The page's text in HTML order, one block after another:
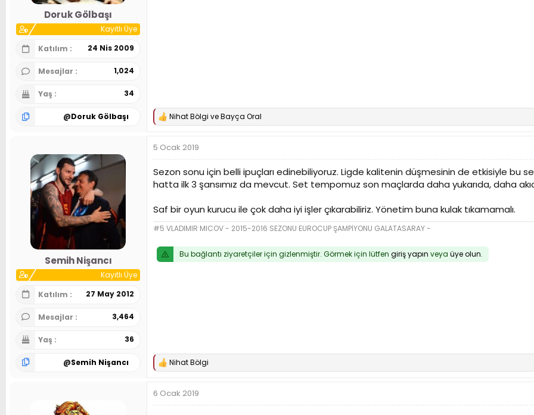
Doruk Gölbaşı
Kayıtlı Üye
Katılım
24 Nis 2009
Mesajlar 1,024
Yaş 34
@Doruk Gölbaşı
T
k
i
l
e
r
Nihat Bölgi veBayça Oral
Semih Nişancı
Kayıtlı Üye
Katılım
27 May 2012
Mesajlar 3,464
Yaş 36
@Semih Nişancı
5 Ocak 2019
Sezon sonu için belli ipuçları edinebiliyoruz. Ligde kalitenin düşmesinin de etkisiyle bu
hatta ilk 3 şansımız da mevcut. Set tempomuz son maçlarda daha yukarıda, daha
Saf bir oyun kurucu ile çok daha iyi işler çıkarabiliriz. Yönetim buna kulak tıkamamalı.
#5 VLADIMIR MICOV - 2015-2016 SEZONU EUROCUP ŞAMPİYONU GALATASARAY -
Bu bağlantı ziyaretçiler için gizlenmiştir. Görmek için lütfen giriş yapın veya üye olun.
T
k
i
Nihat Bölgi
6 Ocak 2019